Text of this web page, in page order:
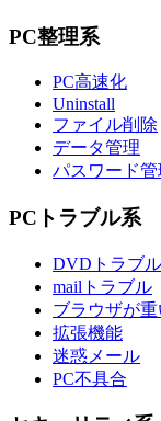
PC整理系
PC高速化
Uninstall
ファイル削除
データ管理
パスワード管
PCトラブル系
DVDトラブル
mailトラブル
ブラウザが重
拡張機能
迷惑メール
PC不具合